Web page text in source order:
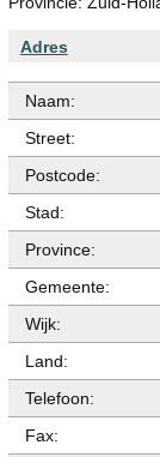
Adres
Naam:
Street:
Postcode:
Stad:
Province:
Gemeente:
Wijk:
Land:
Telefoon:
Fax: